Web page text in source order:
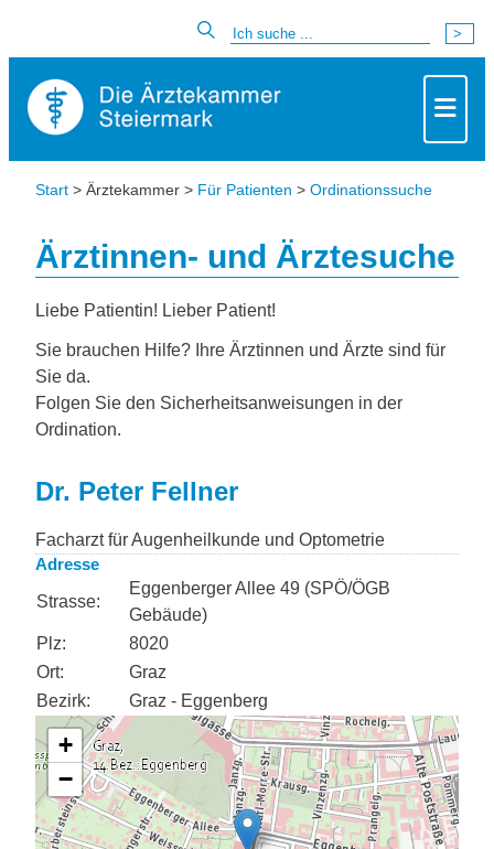
Start > Ärztekammer > Für Patienten > Ordinationssuche
Ärztinnen- und Ärztesuche
Liebe Patientin! Lieber Patient!
Sie brauchen Hilfe? Ihre Ärztinnen und Ärzte sind für
Sie da.
Folgen Sie den Sicherheitsanweisungen in der
Ordination.
Dr. Peter Fellner
Facharzt für Augenheilkunde und Optometrie
Adresse
Strasse:
Eggenberger Allee 49 (SPÖ/ÖGB
Gebäude)
Plz:
8020
Ort:
Graz
Bezirk:
Graz - Eggenberg